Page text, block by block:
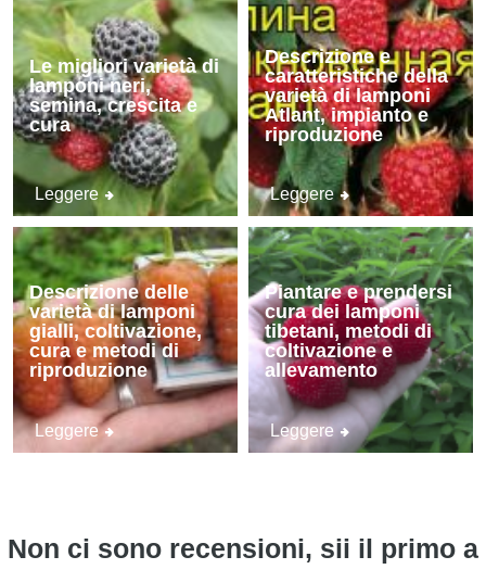
Le migliori varietà di
lamponi neri,
semina, crescita e
cura
Leggere
Descrizione e
caratteristiche della
varietà di lamponi
Atlant, impianto e
riproduzione
Leggere
Descrizione delle
varietà di lamponi
gialli, coltivazione,
cura e metodi di
riproduzione
Leggere
Piantare e prendersi
cura dei lamponi
tibetani, metodi di
coltivazione e
allevamento
Leggere
Non ci sono recensioni, sii il primo a